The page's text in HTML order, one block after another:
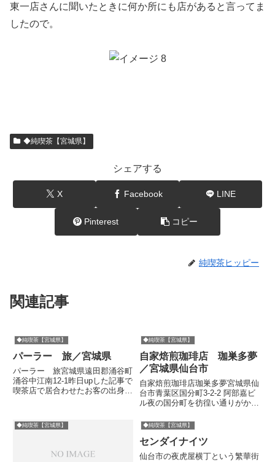
東一店さんに聞いたときに何か所にも店があると言ってま
したので。
◆純喫茶【宮城県】
シェアする
X Facebook LINE
Pinterest コピー
純喫茶ヒッピー
関連記事
◆純喫茶【宮城県】
パーラー 旅／宮城県
パーラー 旅宮城県遠田郡涌谷町
涌谷中江南12-1昨日upした記事で
喫茶店で居合わせたお客の出身地
はいいのだけれど、青矢印はバス
などなく、歩き出したものの徒歩
◆純喫茶【宮城県】
自家焙煎珈琲店 珈巣多夢
／宮城県仙台市
自家焙煎珈琲店珈巣多夢宮城県仙
台市青葉区国分町3-2-2 阿部嘉ビ
ル夜の国分町を彷徨い通りがかっ
です。１９７６年創業らしいです
が、繁華街という立地からか夜遅
くまでやっています。あれ、これ
は岩見沢市の喫茶キャビン...
◆純喫茶【宮城県】 ◆純喫茶【宮城県】
センダイナイツ
仙台市の夜虎屋横丁という繁華街